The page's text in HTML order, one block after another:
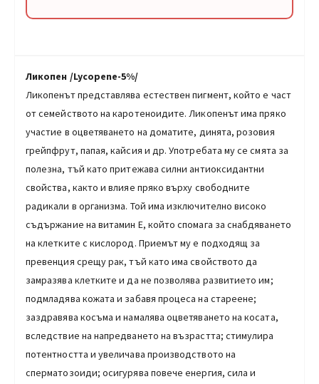
Ликопен /Lycopene-5%/
Ликопенът представлява естествен пигмент, който е част
от семейството на каротеноидите. Ликопенът има пряко
участие в оцветяването на доматите, динята, розовия
грейпфрут, папая, кайсия и др. Употребата му се смята за
полезна, тъй като притежава силни антиоксидантни
свойства, както и влияе пряко върху свободните
радикали в организма. Той има изключително високо
съдържание на витамин Е, който спомага за снабдяването
на клетките с кислород. Приемът му е подходящ за
превенция срещу рак, тъй като има свойството да
замразява клетките и да не позволява развитието им;
подмладява кожата и забавя процеса на стареене;
заздравява косъма и намалява оцветяването на косата,
вследствие на напредването на възрастта; стимулира
потентността и увеличава производството на
сперматозоиди; осигурява повече енергия, сила и